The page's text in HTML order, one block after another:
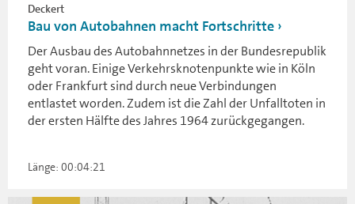
Deckert
Bau von Autobahnen macht Fortschritte
Der Ausbau des Autobahnnetzes in der Bundesrepublik
geht voran. Einige Verkehrsknotenpunkte wie in Köln
oder Frankfurt sind durch neue Verbindungen
entlastet worden. Zudem ist die Zahl der Unfalltoten in
der ersten Hälfte des Jahres 1964 zurückgegangen.
Länge: 00:04:21